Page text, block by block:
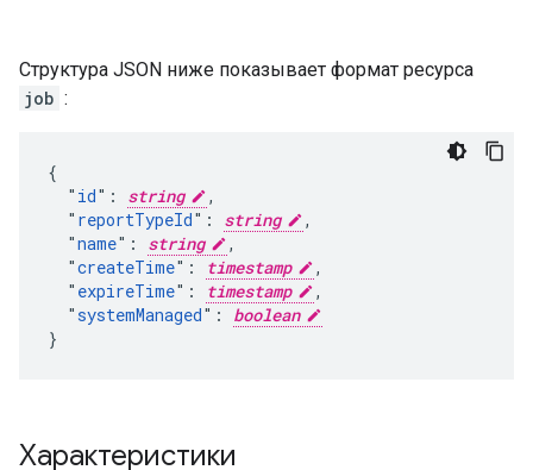
Структура JSON ниже показывает формат ресурса
job :
{
  "
id": string
,
  "
reportTypeId": string
,
  "
name": string
,
  "
createTime": timestamp
,
  "
expireTime": timestamp
,
  "
systemManaged": boolean
}
Характеристики